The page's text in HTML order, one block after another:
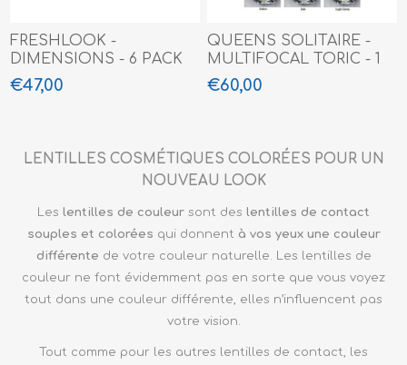
FRESHLOOK -
DIMENSIONS - 6 PACK
€47,00
QUEENS SOLITAIRE -
MULTIFOCAL TORIC - 1
PACK
€60,00
LENTILLES COSMÉTIQUES COLORÉES POUR UN
NOUVEAU LOOK
Les lentilles de couleur sont des lentilles de contact
souples et colorées qui donnent à vos yeux une couleur
différente de votre couleur naturelle. Les lentilles de
couleur ne font évidemment pas en sorte que vous voyez
tout dans une couleur différente, elles n’influencent pas
votre vision.
Tout comme pour les autres lentilles de contact, les